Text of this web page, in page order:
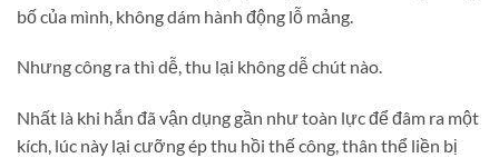
bố của mình, không dám hành động lỗ mảng.
Nhưng công ra thì dễ, thu lại không dễ chút nào.
Nhất là khi hắn đã vận dụng gần như toàn lực để đâm ra một
kích, lúc này lại cưỡng ép thu hồi thế công, thân thể liền bị